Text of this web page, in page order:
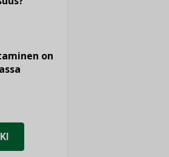
on